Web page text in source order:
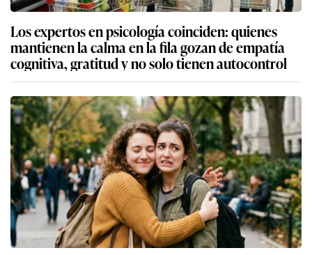
Los expertos en psicología coinciden: quienes
mantienen la calma en la fila gozan de empatía
cognitiva, gratitud y no solo tienen autocontrol